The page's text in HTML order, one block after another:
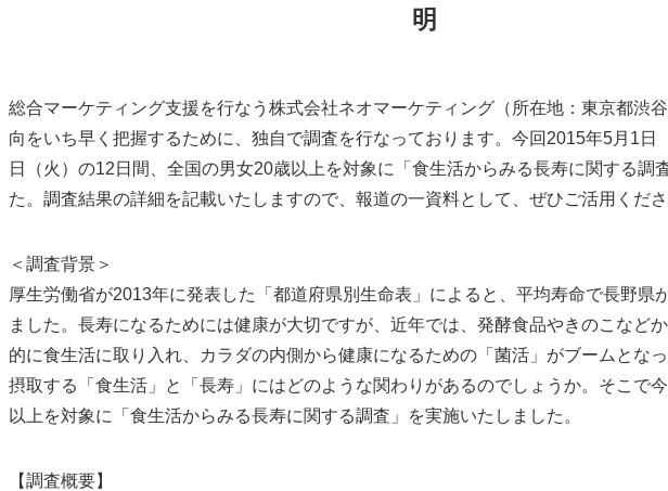
明
総合マーケティング支援を行なう株式会社ネオマーケティング（所在地：東京都渋
向をいち早く把握するために、独自で調査を行なっております。今回2015年5月1日
日（火）の12日間、全国の男女20歳以上を対象に「食生活からみる長寿に関する調
た。調査結果の詳細を記載いたしますので、報道の一資料として、ぜひご活用くだ
＜調査背景＞
厚生労働省が2013年に発表した「都道府県別生命表」によると、平均寿命で長野県
ました。長寿になるためには健康が大切ですが、近年では、発酵食品やきのこなど
的に食生活に取り入れ、カラダの内側から健康になるための「菌活」がブームとな
摂取する「食生活」と「長寿」にはどのような関わりがあるのでしょうか。そこで
以上を対象に「食生活からみる長寿に関する調査」を実施いたしました。
【調査概要】